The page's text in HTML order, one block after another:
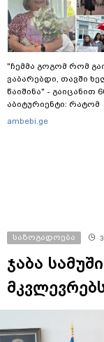
"ჩემმა გოგომ რომ
ვაბარებდი, თავში
წაიშინა" - გაიცანით
აბიტურიენტი: რატომ
გადაწყვიტა
ambebi.ge
საზოგადოება
ჯაბა